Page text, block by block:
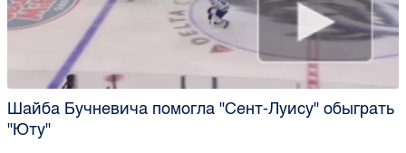
Шайба Бучневича помогла "Сент-Луису" обыграть
"Юту"